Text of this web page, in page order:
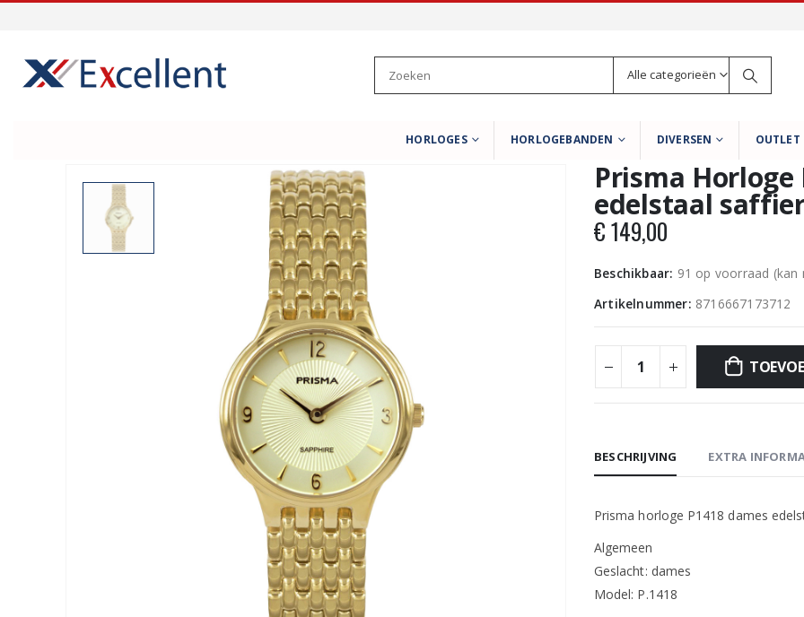
Alle categorieën
HORLOGES HORLOGEBANDEN DIVERSEN OUTLET
Prisma Horloge
edelstaal
€149,00
Beschikbaar: 91 op voorraad (kan
Artikelnummer: 8716667173712
BESCHRIJVING EXTRA
Prisma horloge P1418 dames
Algemeen
Geslacht: dames
Model: P.1418